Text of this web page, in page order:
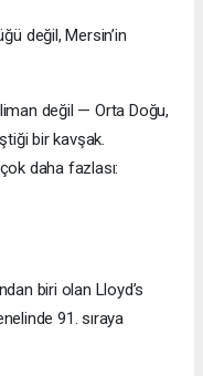
değil, Mersin’in
değil — Orta Doğu,
bir kavşak.
daha fazlası:
biri olan Lloyd’s
91. sıraya